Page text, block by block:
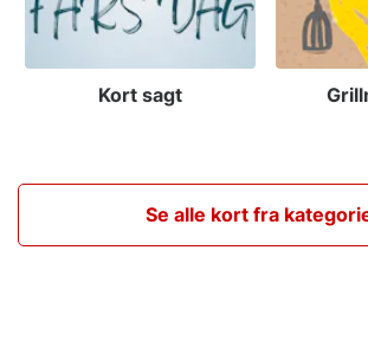
Kort sagt
Se alle kort fra